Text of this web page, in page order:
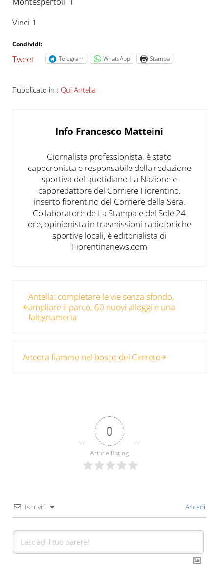
Vinci 1
Condividi:
Tweet Telegram WhatsApp Stampa
Pubblicato in : Qui Antella
Info Francesco Matteini
Giornalista professionista, è stato
capocronista e responsabile della redazione
sportiva del quotidiano La Nazione e
caporedattore del Corriere Fiorentino,
inserto fiorentino del Corriere della Sera.
Collaboratore de La Stampa e del Sole 24
ore, opinionista in trasmissioni radiofoniche
sportive locali, è editorialista di
Fiorentinanews.com
Antella: completare le vie senza sfondo,
ampliare il parco, 60 nuovi alloggi e una
falegnameria
Ancora fiamme nel bosco del Cerreto
0
Article Rating
Iscriviti Accedi